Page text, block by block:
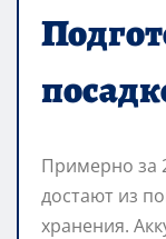
Примерно за
достают из
хранения.